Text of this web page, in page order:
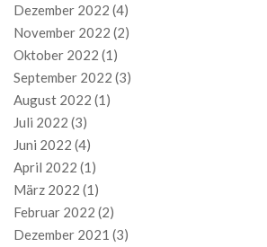
Dezember 2022 (4)
November 2022 (2)
Oktober 2022 (1)
September 2022 (3)
August 2022 (1)
Juli 2022 (3)
Juni 2022 (4)
April 2022 (1)
März 2022 (1)
Februar 2022 (2)
Dezember 2021 (3)